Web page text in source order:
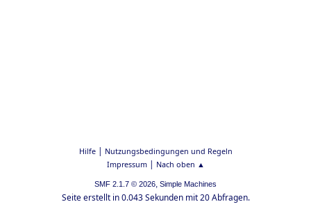
Hilfe| Nutzungsbedingungen und Regeln
Impressum| Nach oben ▲
SMF 2.1.7 © 2026, Simple Machines
Seite erstellt in 0.043 Sekunden mit 20 Abfragen.